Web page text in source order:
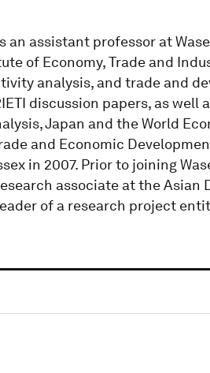
an assistant professor at
of Economy, Trade and
analysis, and trade and
discussion papers, as
Japan and the World
and Economic
in 2007. Prior to joining
associate at the Asian
of a research project